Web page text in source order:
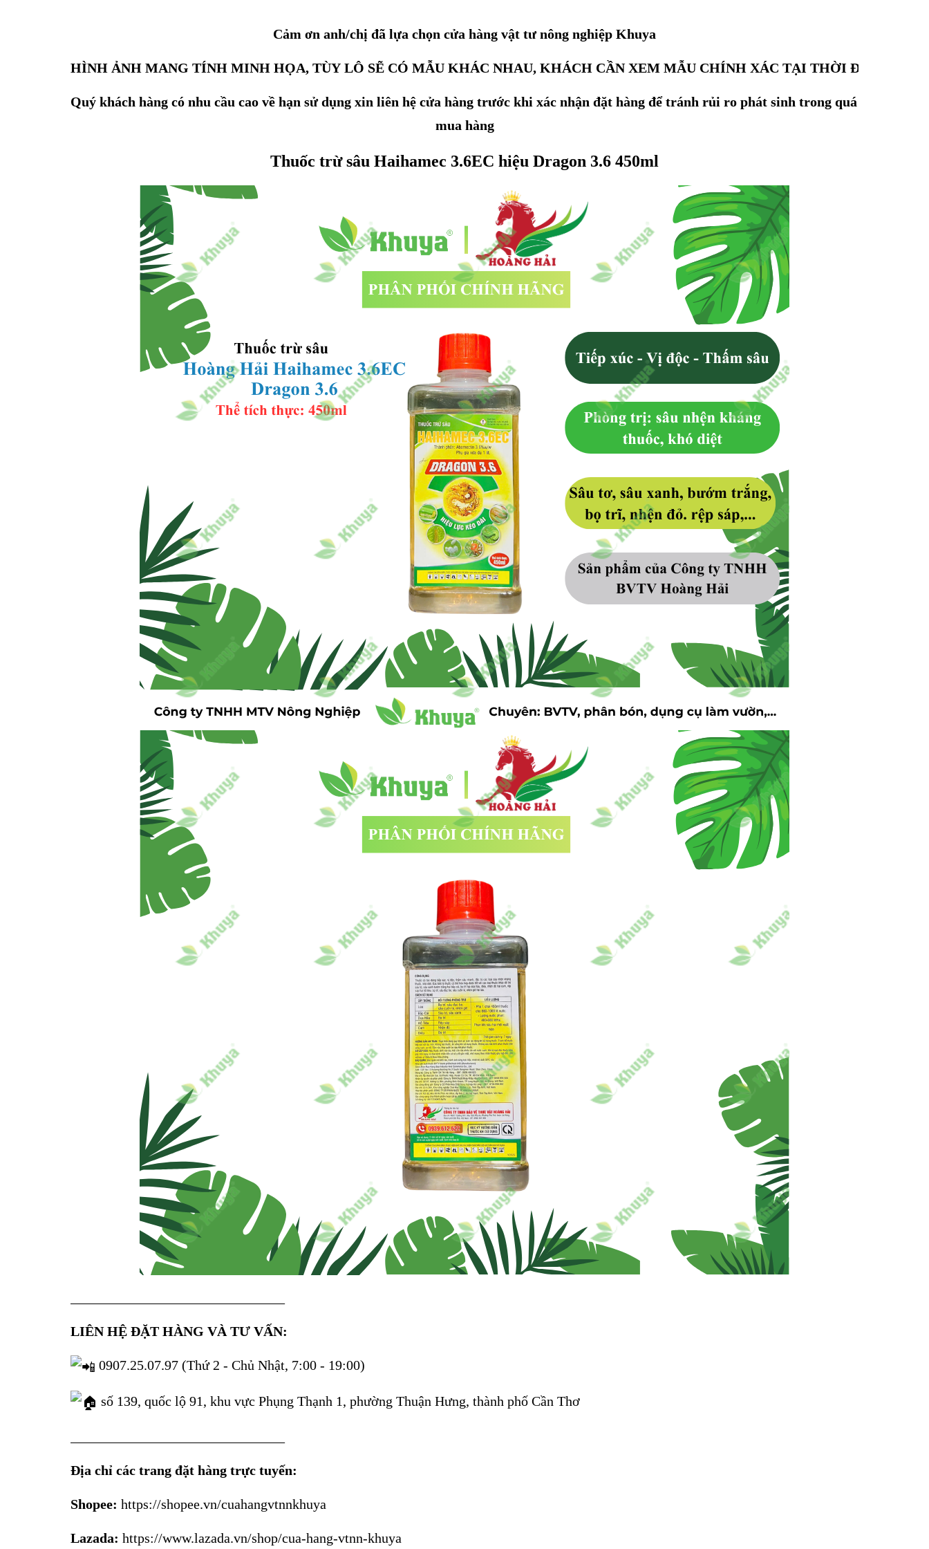
Cảm ơn anh/chị đã lựa chọn cửa hàng vật tư nông nghiệp Khuya
HÌNH ẢNH MANG TÍNH MINH HỌA, TÙY LÔ SẼ CÓ MẪU KHÁC NHAU, KHÁCH CẦN XEM MẪU CHÍNH XÁC TẠI THỜI ĐIỂM ĐẶT
Quý khách hàng có nhu cầu cao về hạn sử dụng xin liên hệ cửa hàng trước khi xác nhận đặt hàng để tránh rủi ro phát sinh trong quá trình
mua hàng
Thuốc trừ sâu Haihamec 3.6EC hiệu Dragon 3.6 450ml
LIÊN HỆ ĐẶT HÀNG VÀ TƯ VẤN:
0907.25.07.97 (Thứ 2 - Chủ Nhật, 7:00 - 19:00)
số 139, quốc lộ 91, khu vực Phụng Thạnh 1, phường Thuận Hưng, thành phố Cần Thơ
Địa chỉ các trang đặt hàng trực tuyến:
Shopee: https://shopee.vn/cuahangvtnnkhuya
Lazada: https://www.lazada.vn/shop/cua-hang-vtnn-khuya